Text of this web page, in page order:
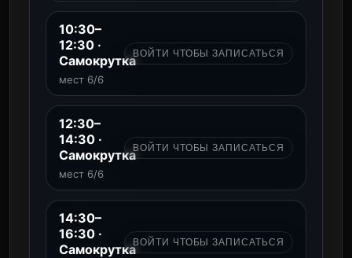
10:30–
12:30 ·
Самокрутка
мест 6/6
ВОЙТИ ЧТОБЫ ЗАПИСАТЬСЯ
12:30–
14:30 ·
Самокрутка
мест 6/6
ВОЙТИ ЧТОБЫ ЗАПИСАТЬСЯ
14:30–
16:30 ·
СамокруткаВОЙТИ ЧТОБЫ ЗАПИСАТЬСЯ